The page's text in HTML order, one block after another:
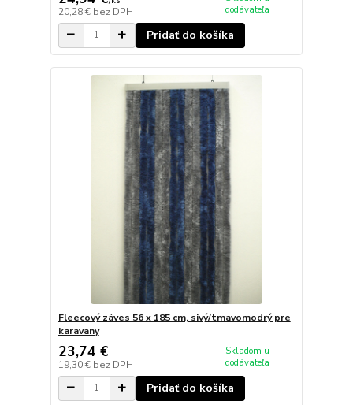
20,28 € bez DPH
dodávateľa
Pridať do košíka
Fleecový záves 56 x 185 cm, sivý/tmavomodrý pre
karavany
23,74 €
19,30 € bez DPH
Skladom u
dodávateľa
Pridať do košíka